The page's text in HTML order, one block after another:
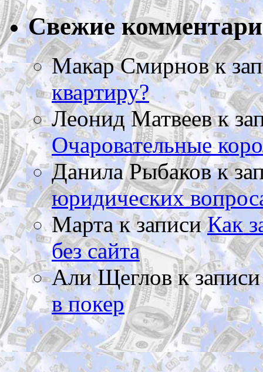
Свежие
Макар Смирновк
квартиру?
Леонид Матвеевк
Очаровательные
Данила Рыбаковк
юридических
Мартак записиКак
без сайта
Али Щегловк
в покер